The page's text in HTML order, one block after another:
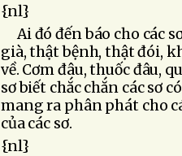
{nl}
Ai đó đến báo cho các
già, thật bệnh, thật đói,
về. Cơm đâu, thuốc đâu,
sơ biết chắc chắn các sơ
mang ra phân phát cho
của các sơ.
{nl}